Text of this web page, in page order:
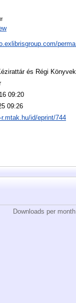
és Régi
09:20
09:26
id/eprint/744
Downloads per